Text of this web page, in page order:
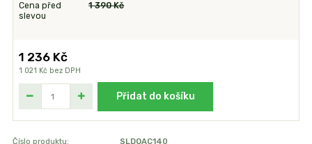
Cena před
slevou
1 390 Kč
1 236 Kč
1 021 Kč bez DPH
Přidat do košíku
Číslo produktu:
SLDOAC140